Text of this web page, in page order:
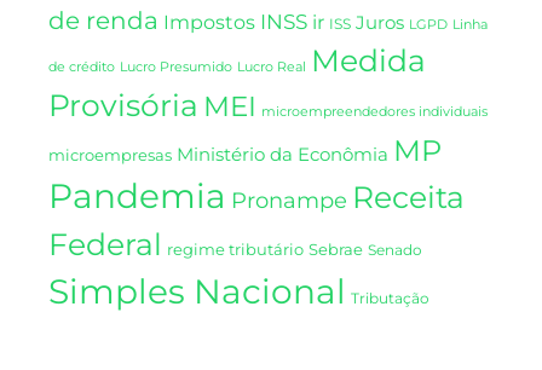
de renda Impostos INSS ir ISS Juros LGPD Linha
de crédito Lucro Presumido Lucro Real Medida
Provisória MEI microempreendedores individuais
microempresas Ministério da Econômia MP
Pandemia Pronampe Receita
Federal regime tributário Sebrae Senado
Simples Nacional Tributação